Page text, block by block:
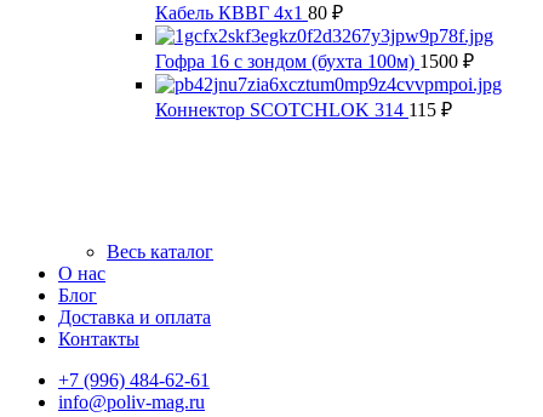
Кабель КВВГ 4х1 80 ₽
Гофра 16 с зондом (бухта 100м) 1500 ₽
Коннектор SCOTCHLOK 314 115 ₽
Весь каталог
О нас
Блог
Доставка и оплата
Контакты
+7 (996) 484-62-61
info@poliv-mag.ru